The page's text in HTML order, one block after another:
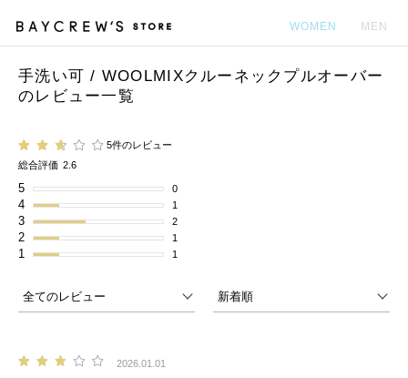
WOMEN MEN
手洗い可 / WOOLMIXクルーネックプルオーバー
のレビュー一覧
5件のレビュー
総合評価 2.6
5 0
4 1
3 2
2 1
1 1
2026.01.01